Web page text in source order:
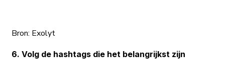
Bron: Exolyt
6. Volg de hashtags die het belangrijkst zijn